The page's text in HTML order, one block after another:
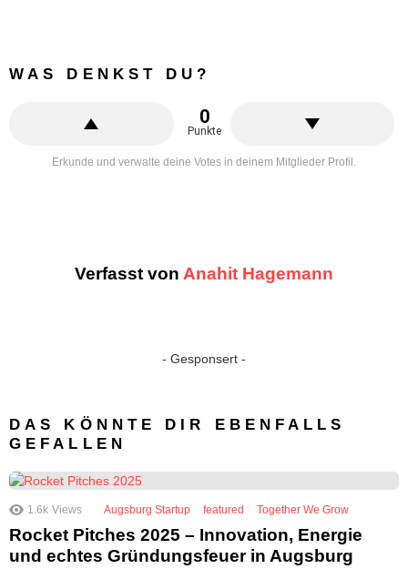
WAS DENKST DU?
0
Punkte
Erkunde und verwalte deine Votes in deinem Mitglieder Profil.
Verfasst von Anahit Hagemann
- Gesponsert -
DAS KÖNNTE DIR EBENFALLS
GEFALLEN
1.6k Views Augsburg Startup featured Together We Grow
Rocket Pitches 2025 – Innovation, Energie
und echtes Gründungsfeuer in Augsburg